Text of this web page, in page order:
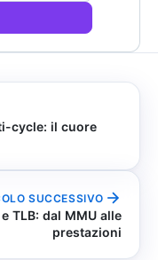
cycle: il cuore
SUCCESSIVO
TLB: dal MMU alle
prestazioni